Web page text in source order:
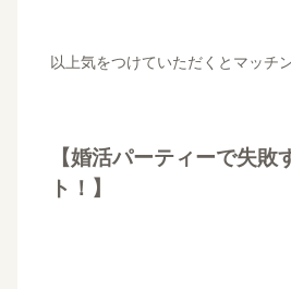
以上気をつけていただくとマッチ
【婚活パーティーで失敗
ト！】